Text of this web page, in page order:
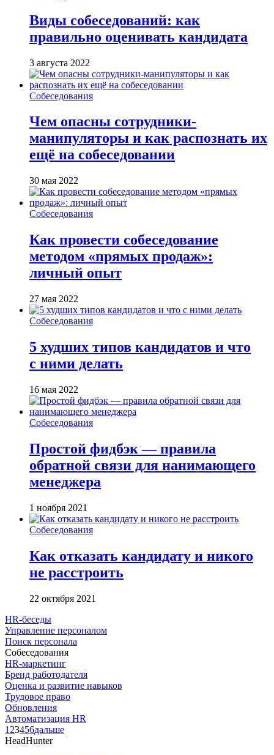
Виды собеседований: как
правильно оценивать кандидата
3 августа 2022
Собеседования
Чем опасны сотрудники-
манипуляторы и как распознать их
ещё на собеседовании
30 мая 2022
Собеседования
Как провести собеседование
методом «прямых продаж»:
личный опыт
27 мая 2022
Собеседования
5 худших типов кандидатов и что
с ними делать
16 мая 2022
Собеседования
Простой фидбэк — правила
обратной связи для нанимающего
менеджера
1 ноября 2021
Собеседования
Как отказать кандидату и никого
не расстроить
22 октября 2021
HR-беседы
Управление персоналом
Поиск персонала
Собеседования
HR-маркетинг
Бренд работодателя
Оценка и развитие навыков
Трудовое право
Обновления
Автоматизация HR
1 23456дальше
HeadHunter